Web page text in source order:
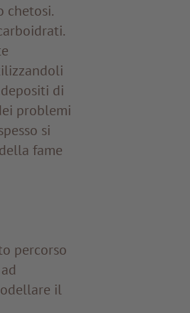
chetosi.
di
problemi
si
fame
percorso
il